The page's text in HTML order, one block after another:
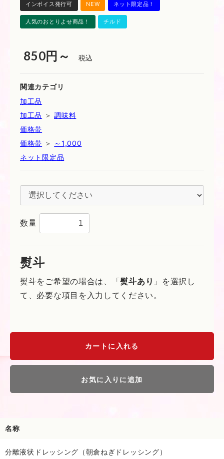
インボイス発行可 NEW ネット限定品！
人気のおとりよせ商品！ チルド
850円～ 税込
関連カテゴリ
加工品
加工品 ＞ 調味料
価格帯
価格帯 ＞
～1,000
ネット限定品
数量
熨斗
熨斗をご希望の場合は、「熨斗あり 」を選択し
て、必要な項目を入力してください。
カートに入れる
お気に入りに追加
名称
分離液状ドレッシング（朝倉ねぎドレッシング）